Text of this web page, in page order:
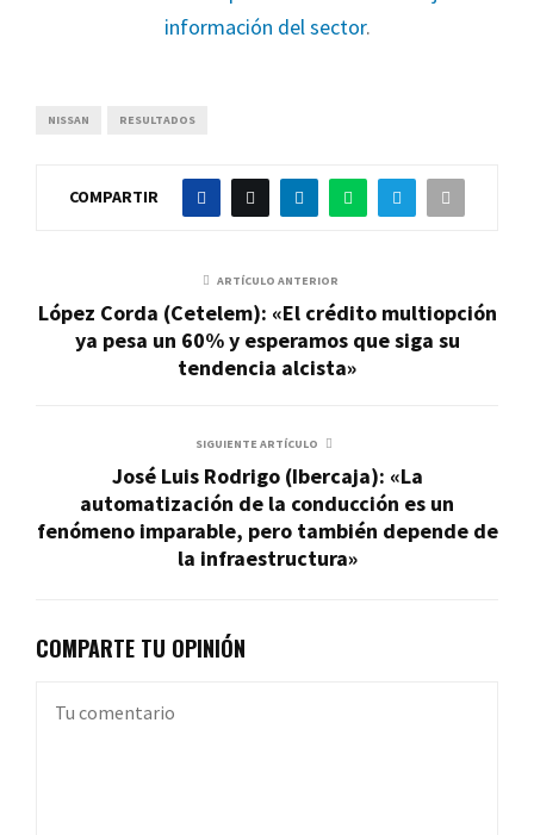
información del sector.
NISSAN RESULTADOS
COMPARTIR
ARTÍCULO ANTERIOR
López Corda (Cetelem): «El crédito multiopción
ya pesa un 60% y esperamos que siga su
tendencia alcista»
SIGUIENTE ARTÍCULO
José Luis Rodrigo (Ibercaja): «La
automatización de la conducción es un
fenómeno imparable, pero también depende de
la infraestructura»
COMPARTE TU OPINIÓN